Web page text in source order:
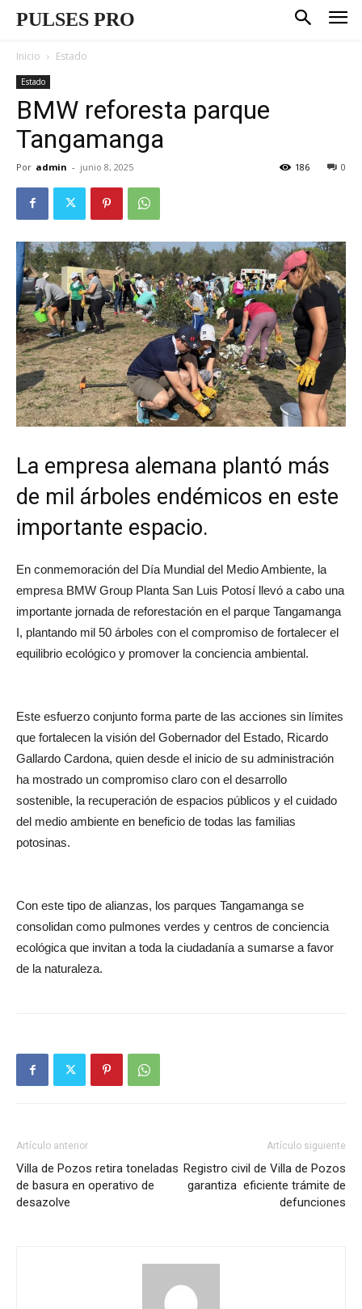
PULSES PRO
Inicio Estado
Estado
BMW reforesta parque
Tangamanga
Por admin - junio 8, 2025 0
186
La empresa alemana plantó más
de mil árboles endémicos en este
importante espacio.
En conmemoración del Día Mundial del Medio Ambiente, la
empresa BMW Group Planta San Luis Potosí llevó a cabo una
importante jornada de reforestación en el parque Tangamanga
I, plantando mil 50 árboles con el compromiso de fortalecer el
equilibrio ecológico y promover la conciencia ambiental.
Este esfuerzo conjunto forma parte de las acciones sin límites
que fortalecen la visión del Gobernador del Estado, Ricardo
Gallardo Cardona, quien desde el inicio de su administración
ha mostrado un compromiso claro con el desarrollo
sostenible, la recuperación de espacios públicos y el cuidado
del medio ambiente en beneficio de todas las familias
potosinas.
Con este tipo de alianzas, los parques Tangamanga se
consolidan como pulmones verdes y centros de conciencia
ecológica que invitan a toda la ciudadanía a sumarse a favor
de la naturaleza.
Artículo anterior
Villa de Pozos retira toneladas
de basura en operativo de
desazolve
Artículo siguiente
Registro civil de Villa de Pozos
garantiza eficiente trámite de
defunciones